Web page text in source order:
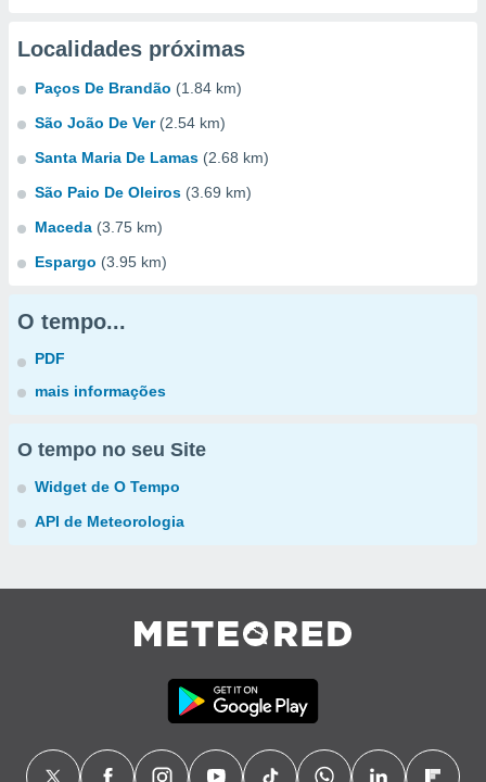
Localidades próximas
Paços De Brandão (1.84 km)
São João De Ver (2.54 km)
Santa Maria De Lamas (2.68 km)
São Paio De Oleiros (3.69 km)
Maceda (3.75 km)
Espargo (3.95 km)
O tempo...
PDF
mais informações
O tempo no seu Site
Widget de O Tempo
API de Meteorologia